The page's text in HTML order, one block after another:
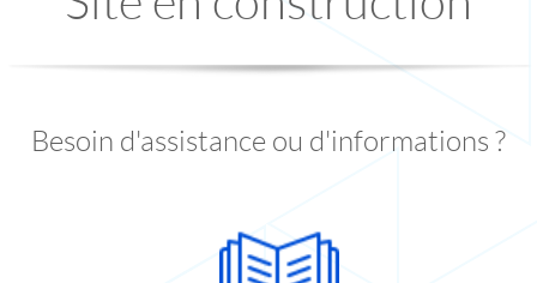
Besoin d'assistance ou d'informations ?